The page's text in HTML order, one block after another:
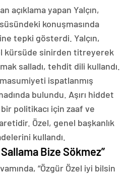
açıklama yapan Yalçın,
konuşmasında
tepki gösterdi. Yalçın,
kürsüde sinirden titreyerek
salladı, tehdit dili kullandı.
ispatlanmış
bulundu. Aşırı hiddet
politikacı için zaaf ve
Özel, genel başkanlık
kullandı.
Bize Sökmez”
“Özgür Özel iyi bilsin